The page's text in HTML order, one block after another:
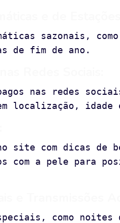
sazonais,
de fim de ano.
nas redes
localização,
site com dicas de
com a pele para
como noites